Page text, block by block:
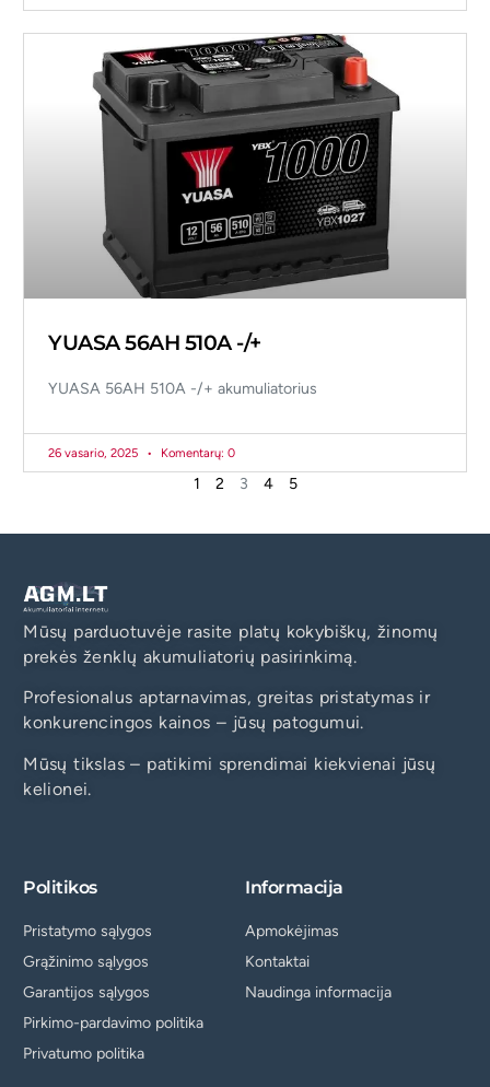
YUASA 56AH 510A -/+
YUASA 56AH 510A -/+ akumuliatorius
26 vasario, 2025 Komentarų: 0
1 2 3 4 5
Mūsų parduotuvėje rasite platų kokybiškų, žinomų
prekės ženklų akumuliatorių pasirinkimą.
Profesionalus aptarnavimas, greitas pristatymas ir
konkurencingos kainos – jūsų patogumui.
Mūsų tikslas – patikimi sprendimai kiekvienai jūsų
kelionei.
Politikos
Pristatymo sąlygos
Grąžinimo sąlygos
Garantijos sąlygos
Pirkimo-pardavimo politika
Privatumo politika
Informacija
Apmokėjimas
Kontaktai
Naudinga informacija